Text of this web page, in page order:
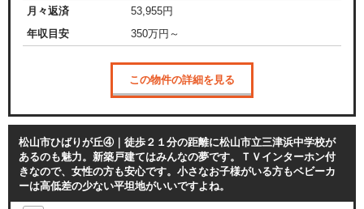
月々返済
53,955円
年収目安
350万円～
この物件の詳細を見る
松山市ひばりが丘④｜徒歩２１分の距離に松山市立三津浜中学校が
あるのも魅力。新築戸建てはみんなの夢です。ＴＶインターホン付
きなので、女性の方も安心です。小さなお子様がいる方もベビーカ
ーは高低差の少ない平坦地がいいですよね。